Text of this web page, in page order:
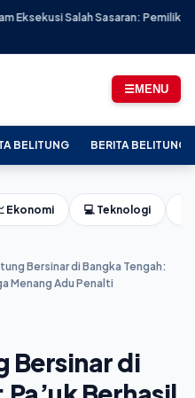
Salah Sasaran: Pemilik Meradang
☰MENU
BELITUNG BERITA BELITUNG
Ekonomi 💻 Teknologi
Bersinar di Bangka Tengah:
Menang Adu Penalti
Bersinar di